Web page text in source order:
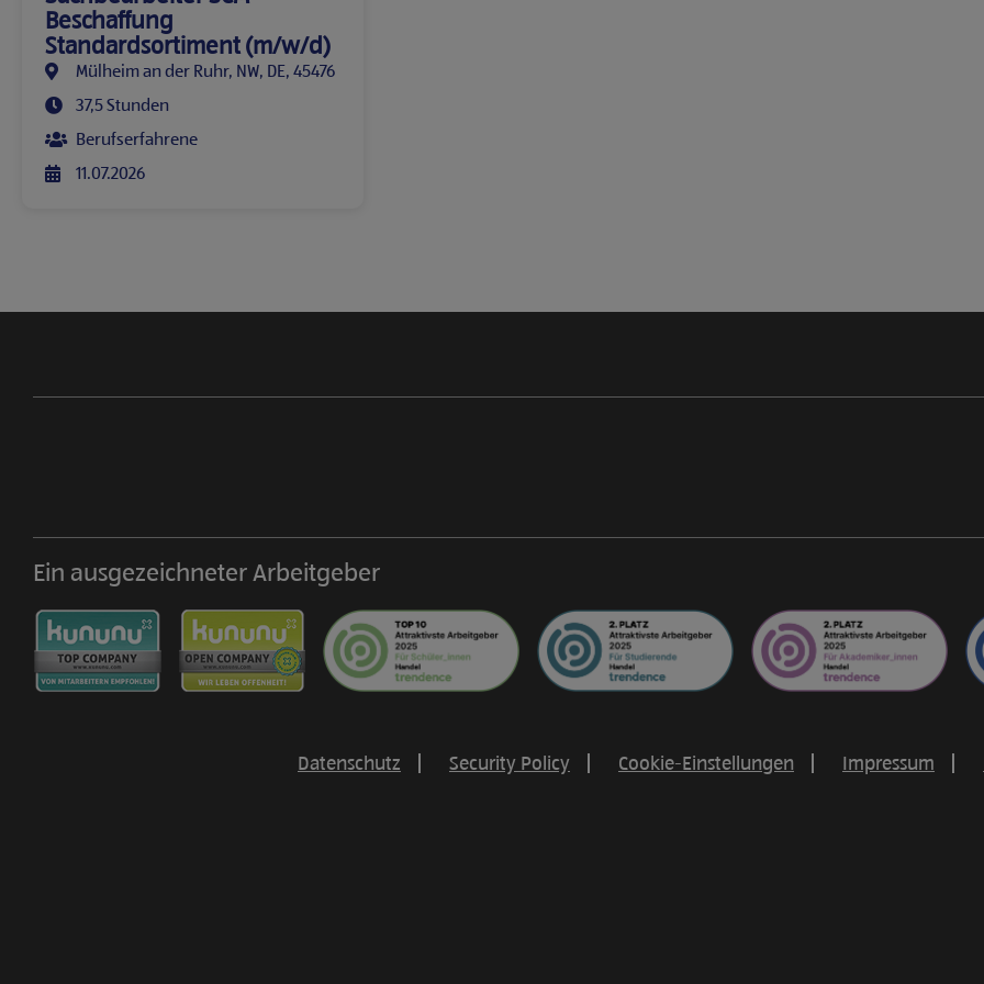
Beschaffung
Standardsortiment (m/w/d)
Mülheim an der Ruhr, NW, DE, 45476
37,5 Stunden
Berufserfahrene
11.07.2026
Ein ausgezeichneter Arbeitgeber
Datenschutz Security Policy Cookie-Einstellungen Impressum